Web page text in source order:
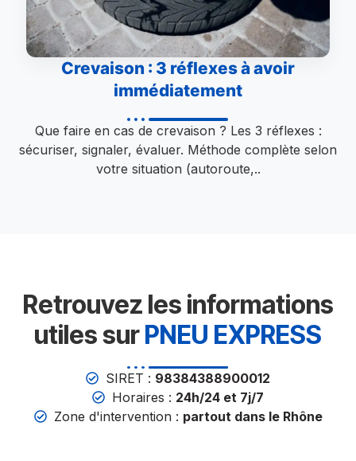
Crevaison : 3 réflexes à avoir
immédiatement
Que faire en cas de crevaison ? Les 3 réflexes :
sécuriser, signaler, évaluer. Méthode complète selon
votre situation (autoroute,..
Retrouvez les informations
utiles surPNEU EXPRESS
SIRET : 98384388900012
Horaires : 24h/24 et 7j/7
Zone d'intervention : partout dans le Rhône